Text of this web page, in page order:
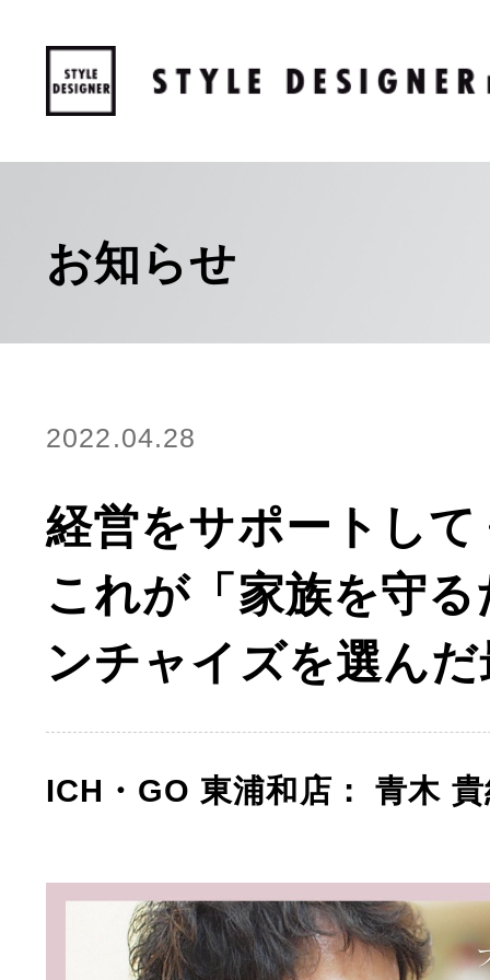
お知らせ
2022.04.28
経営をサポートし
これが「家族を守
ンチャイズを選ん
ICH・GO 東浦和店： 青木